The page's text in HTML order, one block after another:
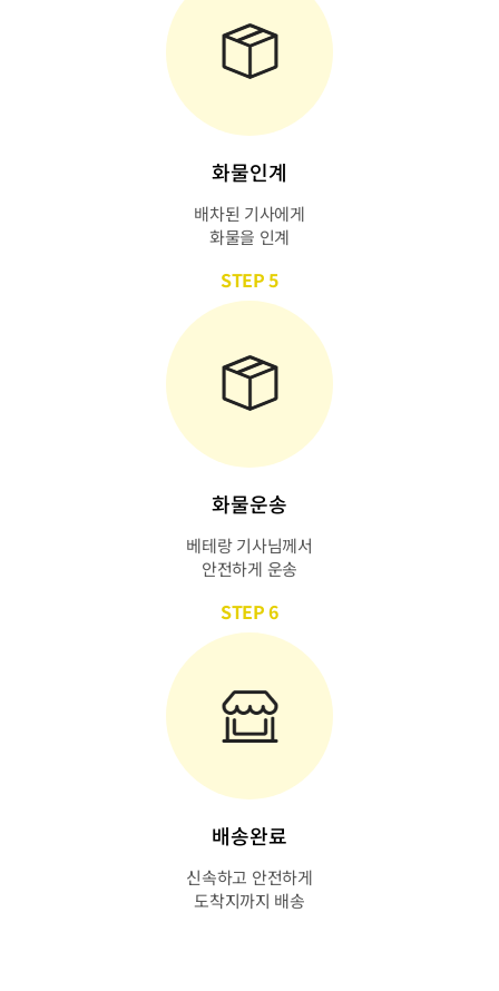
화물인계
배차된 기사에게
화물을 인계
STEP 5
화물운송
베테랑 기사님께서
안전하게 운송
STEP 6
배송완료
신속하고 안전하게
도착지까지 배송